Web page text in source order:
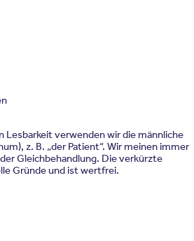
Lesbarkeit verwenden wir die männliche
z. B. „der Patient“. Wir meinen immer
Gleichbehandlung. Die verkürzte
Gründe und ist wertfrei.